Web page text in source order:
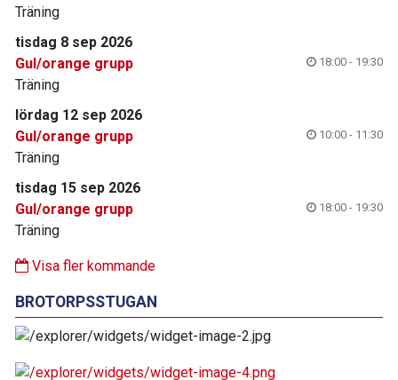
Träning
tisdag 8 sep 2026
Gul/orange grupp
18:00 - 19:30
Träning
lördag 12 sep 2026
Gul/orange grupp
10:00 - 11:30
Träning
tisdag 15 sep 2026
Gul/orange grupp
18:00 - 19:30
Träning
Visa fler kommande
BROTORPSSTUGAN